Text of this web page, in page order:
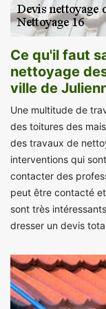
Ce qu'il faut
nettoyage
ville de
Une multitude de
des toitures des
des travaux de
interventions qui
contacter des
peut être contacté
sont très
dresser un devis